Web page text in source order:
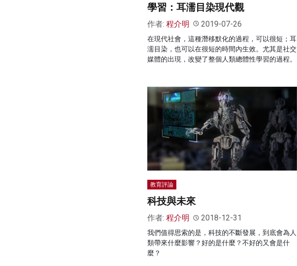
學習：耳濡目染現代觀
作者: 程介明 2019-07-26
在現代社會，這種潛移默化的過程，可以很短；耳
濡目染，也可以在很短的時間內生效。尤其是社交
媒體的出現，改變了整個人類總體性學習的過程。
教育評論
科技與未來
作者: 程介明 2018-12-31
我們值得思索的是，科技的不斷發展，到底會為人
類帶來什麼影響？好的是什麼？不好的又會是什
麼？